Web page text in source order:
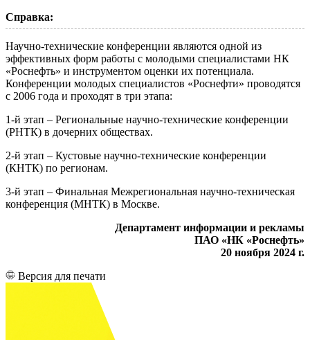
Справка:
Научно-технические конференции являются одной из
эффективных форм работы с молодыми специалистами НК
«Роснефть» и инструментом оценки их потенциала.
Конференции молодых специалистов «Роснефти» проводятся
с 2006 года и проходят в три этапа:
1-й этап – Региональные научно-технические конференции
(РНТК) в дочерних обществах.
2-й этап – Кустовые научно-технические конференции
(КНТК) по регионам.
3-й этап – Финальная Межрегиональная научно-техническая
конференция (МНТК) в Москве.
Департамент информации и рекламы
ПАО «НК «Роснефть»
20 ноября 2024 г.
Версия для печати